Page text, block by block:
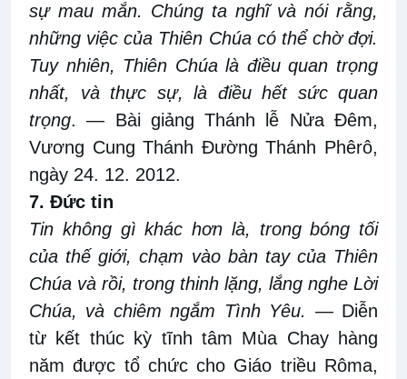
sự mau mắn. Chúng ta nghĩ và nói rằng,
những việc của Thiên Chúa có thể chờ đợi.
Tuy nhiên, Thiên Chúalà điềuquan trọng
nhất, vàthực sự, là điều hếtsức quan
trọng. — Bài giảng Thánh lễ Nửa Đêm,
Vương Cung Thánh Đường Thánh Phêrô,
ngày 24. 12. 2012.
7. Đức tin
Tin không gì khác hơn là, trong bóng tối
của thế giới, chạm vào bàn tay của Thiên
Chúa và rồi, trong thinh lặng, lắng nghe Lời
Chúa, và chiêm ngắm Tình Yêu. — Diễn
từ kết thúc kỳ tĩnh tâm Mùa Chay hàng
năm được tổ chức cho Giáo triều Rôma,